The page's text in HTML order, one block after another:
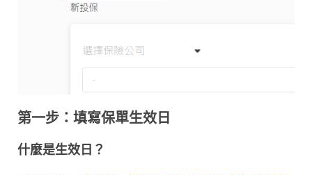
第一步：填寫保單生效日
什麼是生效日？